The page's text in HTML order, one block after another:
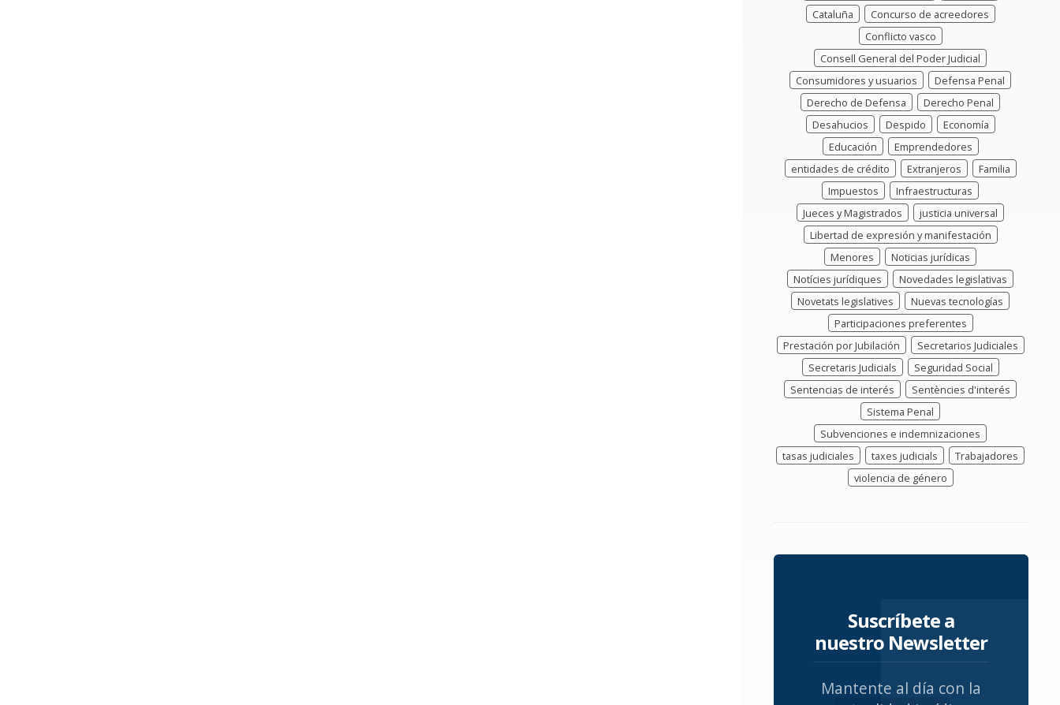
Cataluña
Concurso de acreedores
Conflicto vasco
Consell General del Poder Judicial
Consumidores y usuarios
Defensa Penal
Derecho de Defensa
Derecho Penal
Desahucios
Despido
Economía
Educación
Emprendedores
entidades de crédito
Extranjeros
Familia
Impuestos
Infraestructuras
Jueces y Magistrados
justicia universal
Libertad de expresión y manifestación
Menores
Noticias jurídicas
Notícies jurídiques
Novedades legislativas
Novetats legislatives
Nuevas tecnologías
Participaciones preferentes
Prestación por Jubilación
Secretarios Judiciales
Secretaris Judicials
Seguridad Social
Sentencias de interés
Sentències d'interés
Sistema Penal
Subvenciones e indemnizaciones
tasas judiciales
taxes judicials
Trabajadores
violencia de género
Suscríbete a
nuestro Newsletter
Mantente al día con la